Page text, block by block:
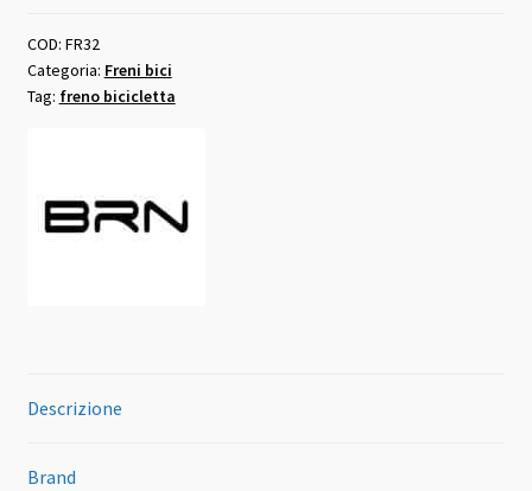
alluminio
olanda
silver
COD: FR32
Categoria: Freni bici
Tag: freno bicicletta
Descrizione
Brand